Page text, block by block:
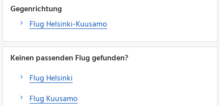
Gegenrichtung
Flug Helsinki-Kuusamo
Keinen passenden Flug gefunden?
Flug Helsinki
Flug Kuusamo